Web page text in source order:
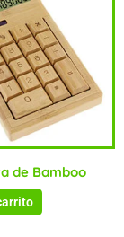
de Bamboo